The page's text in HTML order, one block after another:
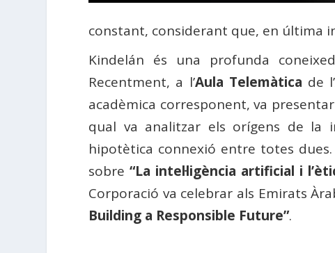
constant, considerant que, en última
Kindelán és una profunda
Recentment, a l’Aula Telemàtica de l’
acadèmica corresponent, va
qual va analitzar els orígens de la
hipotètica connexió entre totes
sobre“La intel·ligència artificial i
Corporació va celebrar als Emirats
Building a Responsible Future”.